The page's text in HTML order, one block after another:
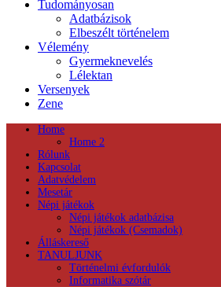
Tudományosan
Adatbázisok
Elbeszélt történelem
Vélemény
Gyermeknevelés
Lélektan
Versenyek
Zene
Home
Home 2
Rólunk
Kapcsolat
Adatvédelem
Mesetár
Népi játékok
Népi játékok adatbázisa
Népi játékok (Csemadok)
Álláskereső
TANULJUNK
Történelmi évfordulók
Informatika szótár